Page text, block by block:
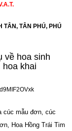
TÂN, TÂN PHÚ, PHÚ
về hoa sinh
hoa khai
cúc mẫu đơn, cúc
Hoa Hồng Trái Tim